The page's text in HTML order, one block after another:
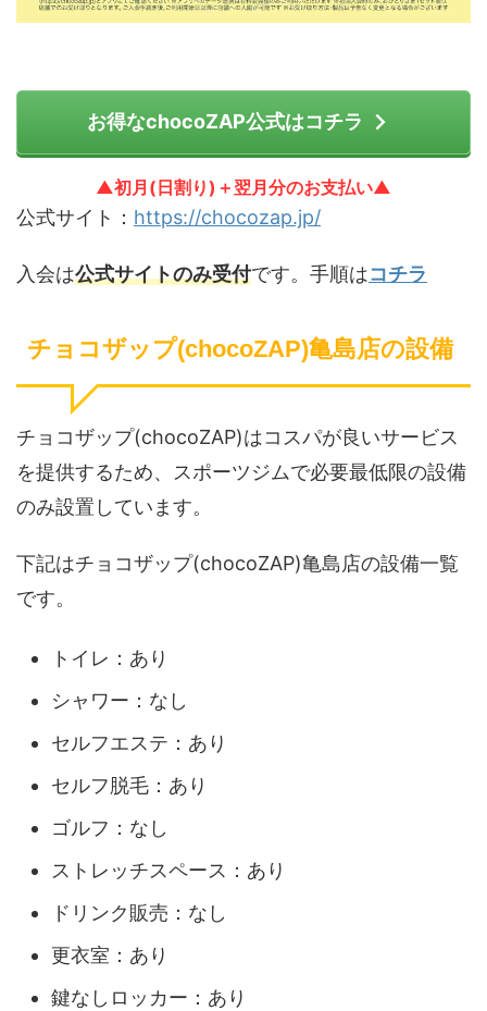
お得なchocoZAP公式はコチラ
▲初月(日割り)＋翌月分のお支払い▲
公式サイト： https://chocozap.jp/
入会は公式サイトのみ受付です。手順はコチラ
チョコザップ(chocoZAP)亀島店の設備
チョコザップ(chocoZAP)はコスパが良いサービス
を提供するため、スポーツジムで必要最低限の設備
のみ設置しています。
下記はチョコザップ(chocoZAP)亀島店の設備一覧
です。
トイレ：あり
シャワー：なし
セルフエステ：あり
セルフ脱毛：あり
ゴルフ：なし
ストレッチスペース：あり
ドリンク販売：なし
更衣室：あり
鍵なしロッカー：あり